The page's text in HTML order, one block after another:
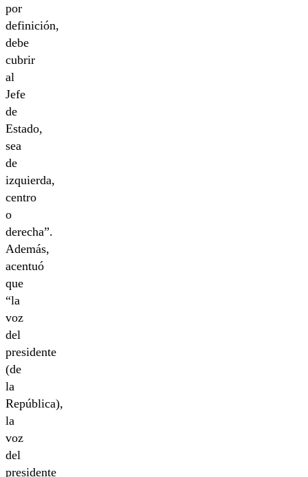
por
definición,
debe
cubrir
al
Jefe
de
Estado,
sea
de
izquierda,
centro
o
derecha”.
Además,
acentuó
que
“la
voz
del
presidente
(de
la
República),
la
voz
del
presidente